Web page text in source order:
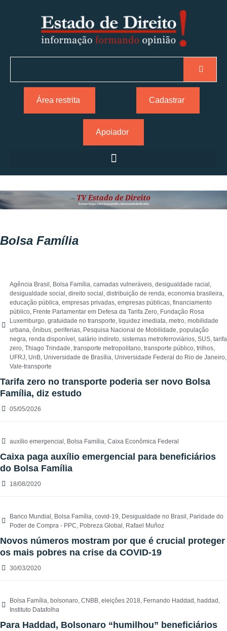
Área restrita Cadastrar
Apoiador
Bolsa Família
Agência Brasil , Bolsa Família, camadas vulneráveis, desigualdade racial ,
desigualdade social , direito social , distribuição de renda, economia brasileira,
educação pública, empresas privadas, empresas públicas, financiamento
público, Frente Parlamentar em Defesa da Tarifa Zero, Fundação Rosa
Luxemburgo, gratuidade no transporte, liquidez imediata, metro, mobilidade
urbana, ônibus, periferias, Pesquisa Nacional de Mobilidade, população
negra, renda disponível , salário indireto, sistemas metroferroviários, SUS, tarifa
zero, Thiago Trindade, transporte metropolitano, transporte público, trilhos,
UFRJ, UnB, Universidade de Brasília, Universidade Federal do Rio de Janeiro,
Vale-transporte
Tarifa zero no transporte poderia ser novo Bolsa
Família, diz estudo
05/05/2026
auxílio emergencial , Bolsa Família, Caixa Econômica Federal
Caixa paga auxílio emergencial para beneficiários
do Bolsa Família
18/08/2020
Banco Mundial , Bolsa Família, covid-19, Desigualdade no Brasil , Paridade do
Poder de Compra - PPC, Pobreza Global , Rafael Muñoz
Novos números mostram por que é crucial proteger
os mais pobres na crise da COVID-19
30/03/2020
Bolsa Família, bolsonaro, CNBB, eleições 2018, Fernando Haddad , haddad ,
Instituto Datafolha
Para Haddad, Bolsonaro “humilhou” beneficiários